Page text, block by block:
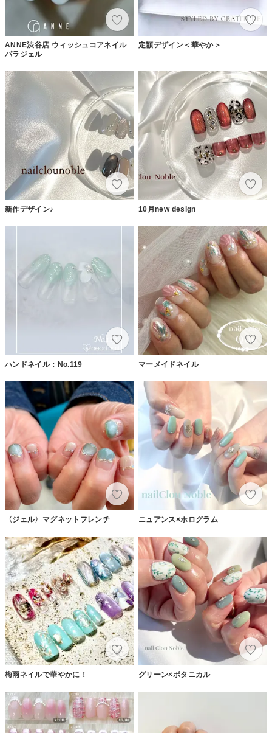
ANNE渋谷店 ウィッシュコアネイル
パラジェル
定額デザイン＜華やか＞
新作デザイン♪ 10月new design
ハンドネイル：No.119 マーメイドネイル
〈ジェル〉マグネットフレンチ ニュアンス×ホログラム
梅雨ネイルで華やかに！ グリーン×ボタニカル